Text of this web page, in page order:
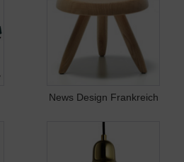
News Design Frankreich